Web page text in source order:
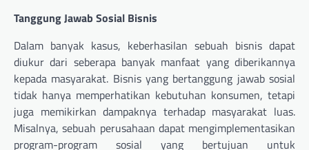
Tanggung Jawab Sosial Bisnis
Dalam banyak kasus, keberhasilan sebuah bisnis dapat
diukur dari seberapa banyak manfaat yang diberikannya
kepada masyarakat. Bisnis yang bertanggung jawab sosial
tidak hanya memperhatikan kebutuhan konsumen, tetapi
juga memikirkan dampaknya terhadap masyarakat luas.
Misalnya, sebuah perusahaan dapat mengimplementasikan
program-program sosial yang bertujuan untuk